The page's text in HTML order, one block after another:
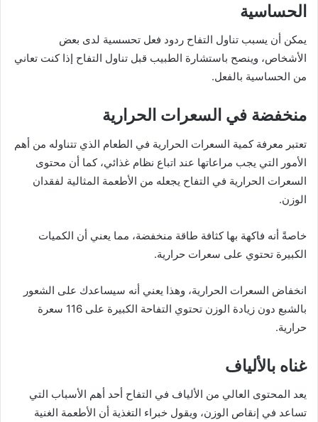
الحساسية
يمكن أن يسبب تناول التفاح ردود فعل تحسسية لدى بعض
الأشخاص، وينصح باستشارة الطبيب قبل تناول التفاح إذا كنت تعاني
من الحساسية بالفعل.
منخفضة في السعرات الحرارية
تعتبر معرفة كمية السعرات الحرارية في الطعام الذي تتناوله من أهم
الأمور التي يجب مراعاتها عند اتباع نظام غذائي، كما أن محتوى
السعرات الحرارية في التفاح يجعله من الأطعمة المثالية لفقدان
الوزن.
خاصةً أنه فاكهة بها كثافة طاقة منخفضة، مما يعني أن الكميات
الكبيرة تحتوي على سعرات حرارية.
انخفاض السعرات الحرارية، وهذا يعني أنه سيساعدك على الشعور
بالشبع دون زيادة الوزن تحتوي التفاحة الكبيرة على 116 سعرة
حرارية.
غناه بالألياف
يعد المحتوى العالي من الألياف في التفاح أحد أهم الأسباب التي
تساعد في إنقاص الوزن، ويقول خبراء التغذية أن الأطعمة الغنية